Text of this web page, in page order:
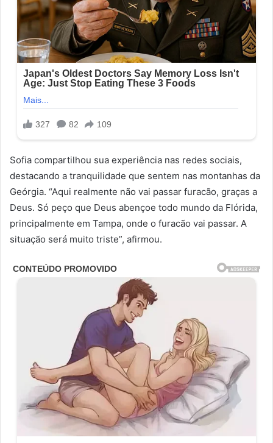
Sofia compartilhou sua experiência nas redes sociais,
destacando a tranquilidade que sentem nas montanhas da
Geórgia. “Aqui realmente não vai passar furacão, graças a
Deus. Só peço que Deus abençoe todo mundo da Flórida,
principalmente em Tampa, onde o furacão vai passar. A
situação será muito triste”, afirmou.